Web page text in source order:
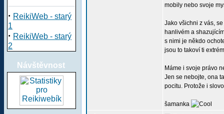
· ReikiWeb - starý
1
· ReikiWeb - starý
2
Návštěvnost
mobily nebo svoje
Jako všichni z vás,
hanlivém a
s nimi je někdo
jsou to takoví ti
Máme i svoje právo
Jen se nebojte, ona
pocitu. Protože i
šamanka